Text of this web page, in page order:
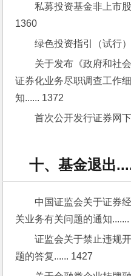
私募投资基金非上市
1360
绿色投资指引（试行
关于发布《政府和社
证券化业务尽职调查工作
知...... 1372
首次公开发行证券网
十、基金退出
中国证监会关于证券
关业务有关问题的通知
证监会关于禁止违规
题的答复...... 1427